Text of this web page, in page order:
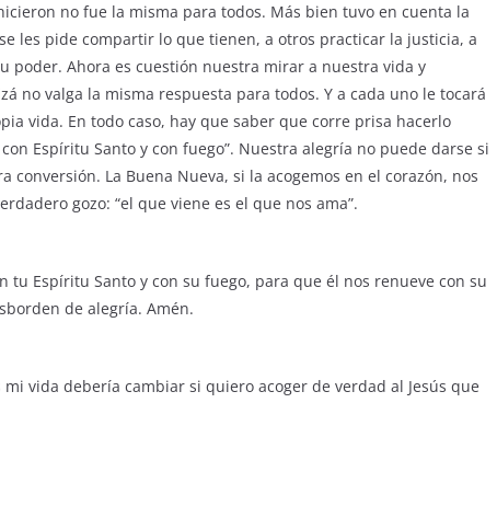
no fue la misma para todos. Más bien tuvo en cuenta la
les pide compartir lo que tienen, a otros practicar la justicia, a
poder. Ahora es cuestión nuestra mirar a nuestra vida y
no valga la misma respuesta para todos. Y a cada uno le tocará
vida. En todo caso, hay que saber que corre prisa hacerlo
Espíritu Santo y con fuego”. Nuestra alegría no puede darse si
La Buena Nueva, si la acogemos en el corazón, nos
gozo: “el que viene es el que nos ama”.
tu Espíritu Santo y con su fuego, para que él nos renueve con su
de alegría. Amén.
vida debería cambiar si quiero acoger de verdad al Jesús que